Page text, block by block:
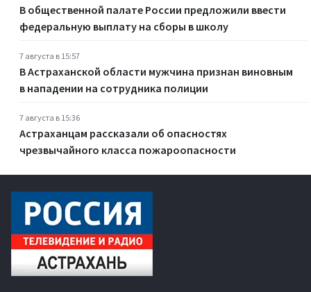
В общественной палате России предложили ввести
федеральную выплату на сборы в школу
7 августа в 15:57
В Астраханской области мужчина признан виновным
в нападении на сотрудника полиции
7 августа в 15:36
Астраханцам рассказали об опасностях
чрезвычайного класса пожароопасности